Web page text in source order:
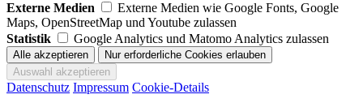
Externe Medien
Externe Medien wie Google Fonts, Google
Maps, OpenStreetMap und Youtube zulassen
Statistik
Google Analytics und Matomo Analytics zulassen
Datenschutz Impressum Cookie-Details